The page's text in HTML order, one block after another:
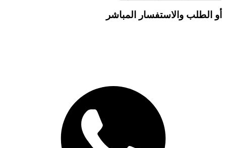
أو الطلب والاستفسار المباشر